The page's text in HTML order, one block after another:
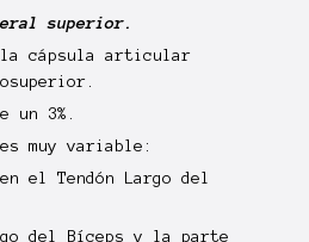
superior.
cápsula articular
un 3%.
muy variable :
el Tendón Largo del
del Bíceps y la parte